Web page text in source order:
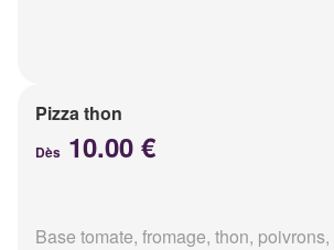
Pizza thon
Dès 10.00 €
Base tomate, fromage, thon,